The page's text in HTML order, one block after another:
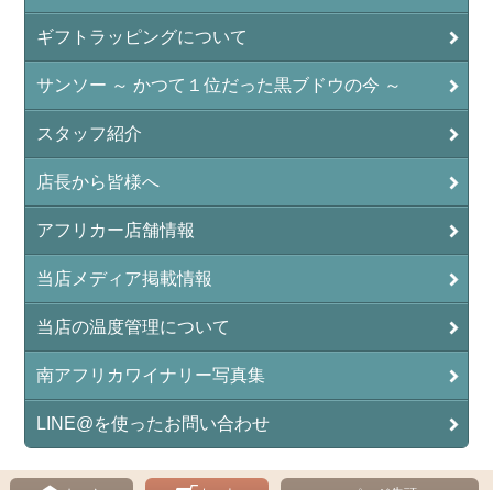
ギフトラッピングについて
サンソー ～ かつて１位だった黒ブドウの今 ～
スタッフ紹介
店長から皆様へ
アフリカー店舗情報
当店メディア掲載情報
当店の温度管理について
南アフリカワイナリー写真集
LINE@を使ったお問い合わせ